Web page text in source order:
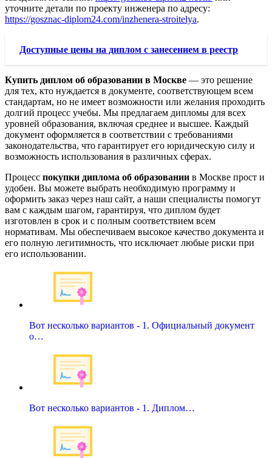
уточните детали по проекту инженера по адресу:
https://gosznac-diplom24.com/inzhenera-stroitelya.
Доступные цены на диплом с занесением в реестр
Купить диплом об образовании в Москве — это решение
для тех, кто нуждается в документе, соответствующем всем
стандартам, но не имеет возможности или желания проходить
долгий процесс учебы. Мы предлагаем дипломы для всех
уровней образования, включая среднее и высшее. Каждый
документ оформляется в соответствии с требованиями
законодательства, что гарантирует его юридическую силу и
возможность использования в различных сферах.
Процесс покупки диплома об образовании в Москве прост и
удобен. Вы можете выбрать необходимую программу и
оформить заказ через наш сайт, а наши специалисты помогут
вам с каждым шагом, гарантируя, что диплом будет
изготовлен в срок и с полным соответствием всем
нормативам. Мы обеспечиваем высокое качество документа и
его полную легитимность, что исключает любые риски при
его использовании.
Вот несколько вариантов - 1. Официальный документ
о…
Вот несколько вариантов - 1. Диплом…